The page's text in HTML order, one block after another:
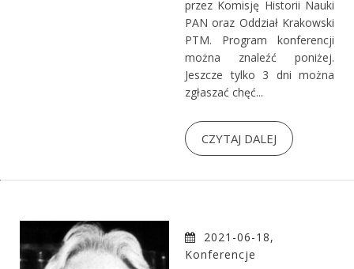
przez Komisję Historii Nauki
PAN oraz Oddział Krakowski
PTM. Program konferencji
można znaleźć poniżej.
Jeszcze tylko 3 dni można
zgłaszać chęć...
CZYTAJ DALEJ
2021-06-18,
Konferencje